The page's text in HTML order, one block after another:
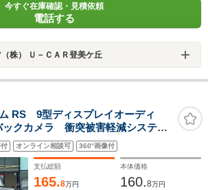
今すぐ在庫確認・見積依頼
電話する
株） Ｕ－ＣＡＲ登美ケ丘
RS 9型ディスプレイオーディ
クカメラ 衝突被害軽減システ
ー 両側パワースライドドア ハ
席シートヒーター LEDヘッドラ
オンライン相談可 360°画像付
支払総額
165.8万円
本体価格
160.8万円